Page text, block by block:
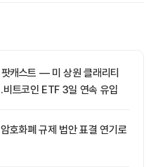
캐스트 — 미 상원 클래리티
트코인 ETF 3일 연속 유입
호화폐 규제 법안 표결 연기로